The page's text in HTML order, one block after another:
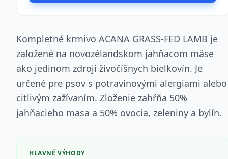
Kompletné krmivo ACANA GRASS-FED LAMB je
založené na novozélandskom jahňacom mäse
ako jedinom zdroji živočíšnych bielkovín. Je
určené pre psov s potravinovými alergiami alebo
citlivým zažívaním. Zloženie zahŕňa 50%
jahňacieho mäsa a 50% ovocia, zeleniny a bylín.
HLAVNÉ VÝHODY